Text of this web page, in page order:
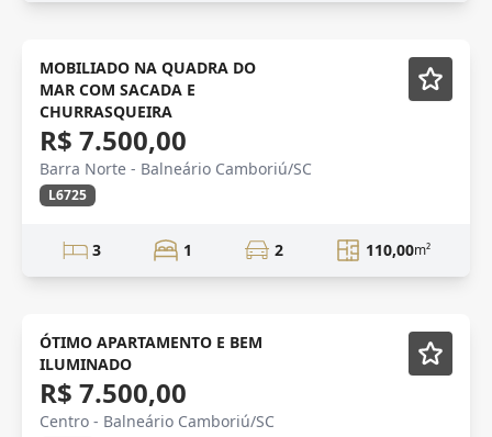
ANUAL Mobiliado
MOBILIADO NA QUADRA DO
MAR COM SACADA E
CHURRASQUEIRA
R$ 7.500,00
Barra Norte - Balneário Camboriú/SC
L6725
3 1 2 110,00m²
LOCAÇÃO Semi-Novo
ÓTIMO APARTAMENTO E BEM
ILUMINADO
R$ 7.500,00
Centro - Balneário Camboriú/SC